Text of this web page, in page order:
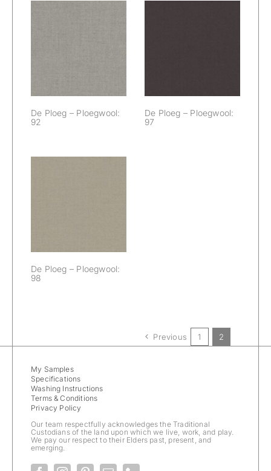
De Ploeg – Ploegwool:
92
De Ploeg – Ploegwool:
97
De Ploeg – Ploegwool:
98
Previous 1 2
My Samples
Specifications
Washing Instructions
Terms & Conditions
Privacy Policy
Our team respectfully acknowledges the Traditional
Custodians of the land upon which we live, work, and play.
We pay our respect to their Elders past, present, and
emerging.